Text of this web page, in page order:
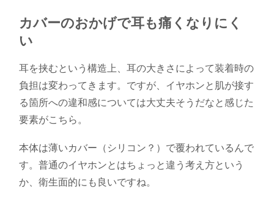
カバーのおかげで耳も痛くなりにく
い
耳を挟むという構造上、耳の大きさによって装着時の
負担は変わってきます。ですが、イヤホンと肌が接す
る箇所への違和感については大丈夫そうだなと感じた
要素がこちら。
本体は薄いカバー（シリコン？）で覆われているんで
す。普通のイヤホンとはちょっと違う考え方という
か、衛生面的にも良いですね。